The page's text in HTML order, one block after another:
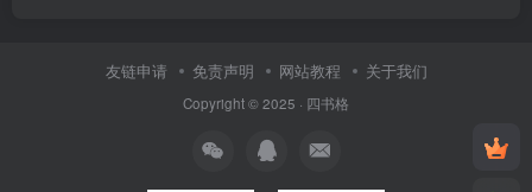
友链申请 免责声明 网站教程 关于我们
Copyright © 2025 · 四书格